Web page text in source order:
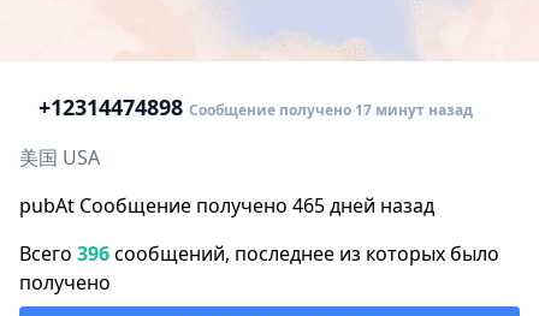
+12314474898 Сообщение получено 17 минут назад
美国 USA
pubAt Сообщение получено 465 дней назад
Всего 396сообщений, последнее из которых было
получено